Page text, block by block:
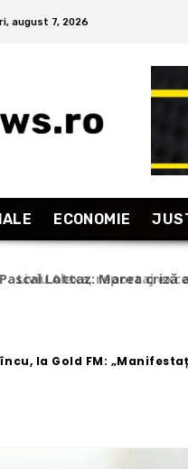
august 7, 2026
ECONOMIE
Liviu Alexa, reportaj
la Gold FM: